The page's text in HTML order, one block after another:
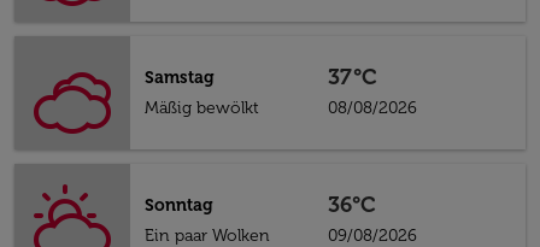
Samstag
Mäßig bewölkt
37°C
08/08/2026
Sonntag
Ein paar Wolken
36°C
09/08/2026